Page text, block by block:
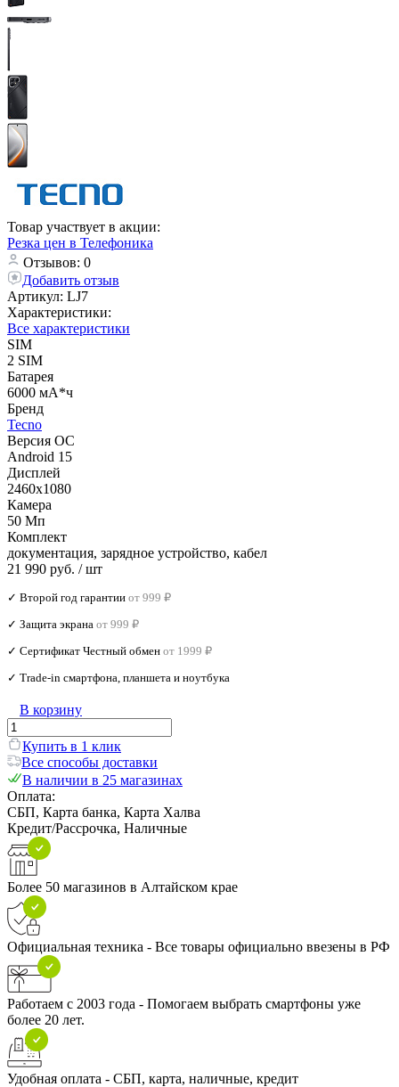
Товар участвует в акции:
Резка цен в Телефоника
Отзывов: 0
Добавить отзыв
Артикул: LJ7
Характеристики:
Все характеристики
SIM
2 SIM
Батарея
6000 мА*ч
Бренд
Tecno
Версия ОС
Android 15
Дисплей
2460x1080
Камера
50 Мп
Комплект
документация, зарядное устройство, кабел
21 990 руб. / шт
✓ Второй год гарантии от 999 ₽
✓ Защита экрана от 999 ₽
✓ Сертификат Честный обмен от 1999 ₽
✓ Trade‑in смартфона, планшета и ноутбука
В корзину
Купить в 1 клик
Все способы доставки
В наличии в 25 магазинах
Оплата:
СБП, Карта банка, Карта Халва
Кредит/Рассрочка, Наличные
Более 50 магазинов в Алтайском крае
Официальная техника - Все товары официально ввезены в РФ
Работаем с 2003 года - Помогаем выбрать смартфоны уже
более 20 лет.
Удобная оплата - СБП, карта, наличные, кредит